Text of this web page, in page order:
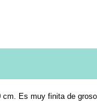
Es muy finita de